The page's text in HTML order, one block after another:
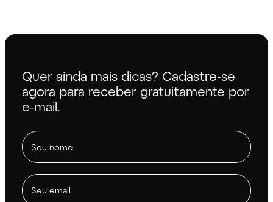
Quer ainda mais dicas? Cadastre-se
agora para receber gratuitamente por
e-mail.